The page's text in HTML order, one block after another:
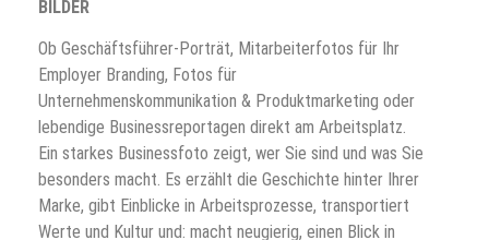
BILDER
Ob Geschäftsführer-Porträt, Mitarbeiterfotos für Ihr
Employer Branding, Fotos für
Unternehmenskommunikation & Produktmarketing oder
lebendige Businessreportagen direkt am Arbeitsplatz.
Ein starkes Businessfoto zeigt, wer Sie sind und was Sie
besonders macht. Es erzählt die Geschichte hinter Ihrer
Marke, gibt Einblicke in Arbeitsprozesse, transportiert
Werte und Kultur und: macht neugierig, einen Blick in